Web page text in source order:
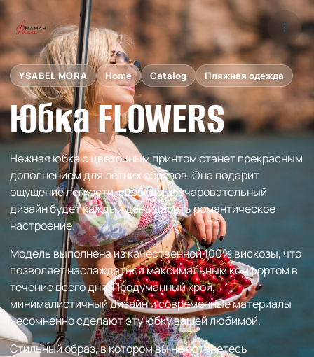
YSABEL MORA Home Catalog Пляжная одежда
Юбка FLOWERS
Нежная юбка с цветочным принтом станет прекрасным
дополнением для летних образов. Она подарит
ощущение легкости, свободы, а очаровательный
дизайн будет каждый день дарить романтическое
настроение.
Модель выполнена из качественной 100% вискозы, что
позволяет наслаждаться максимальным комфортом в
течение всего дня. Продуманный крой,
минималистичный дизайн и современные материалы
несомненно сделают эту юбку вашей любимой.
Стильный образ, в котором вы не останетесь